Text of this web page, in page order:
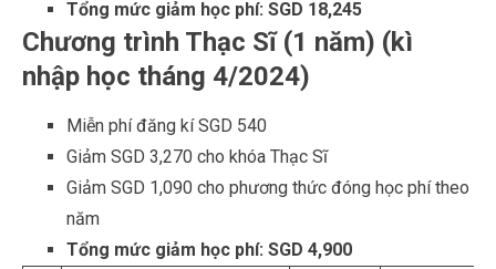
Chương trình Thạc Sĩ (1 năm) (kì
nhập học tháng 4/2024)
Giảm SGD 3,270 cho khóa Thạc Sĩ
Giảm SGD 1,090 cho phương thức đóng học phí theo
năm
Tổng mức giảm học phí: SGD 4,900